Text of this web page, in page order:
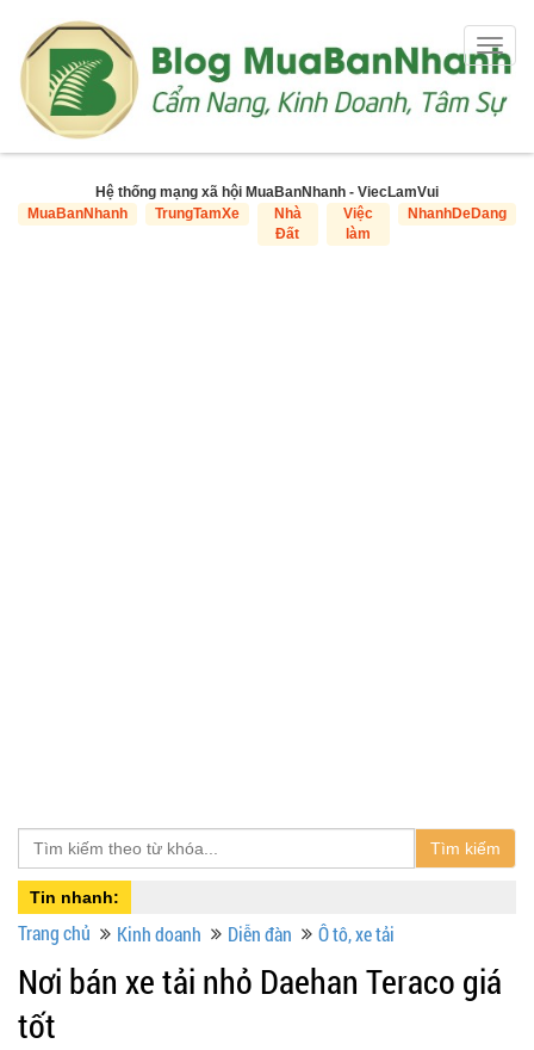
Hệ thống mạng xã hội MuaBanNhanh - ViecLamVui
MuaBanNhanh
TrungTamXe
Nhà
Đất
Việc
làm
NhanhDeDang
Tìm kiếm
Tin nhanh:
Trang chủ Kinh doanh Diễn đàn Ô tô, xe tải
Nơi bán xe tải nhỏ Daehan Teraco giá
tốt